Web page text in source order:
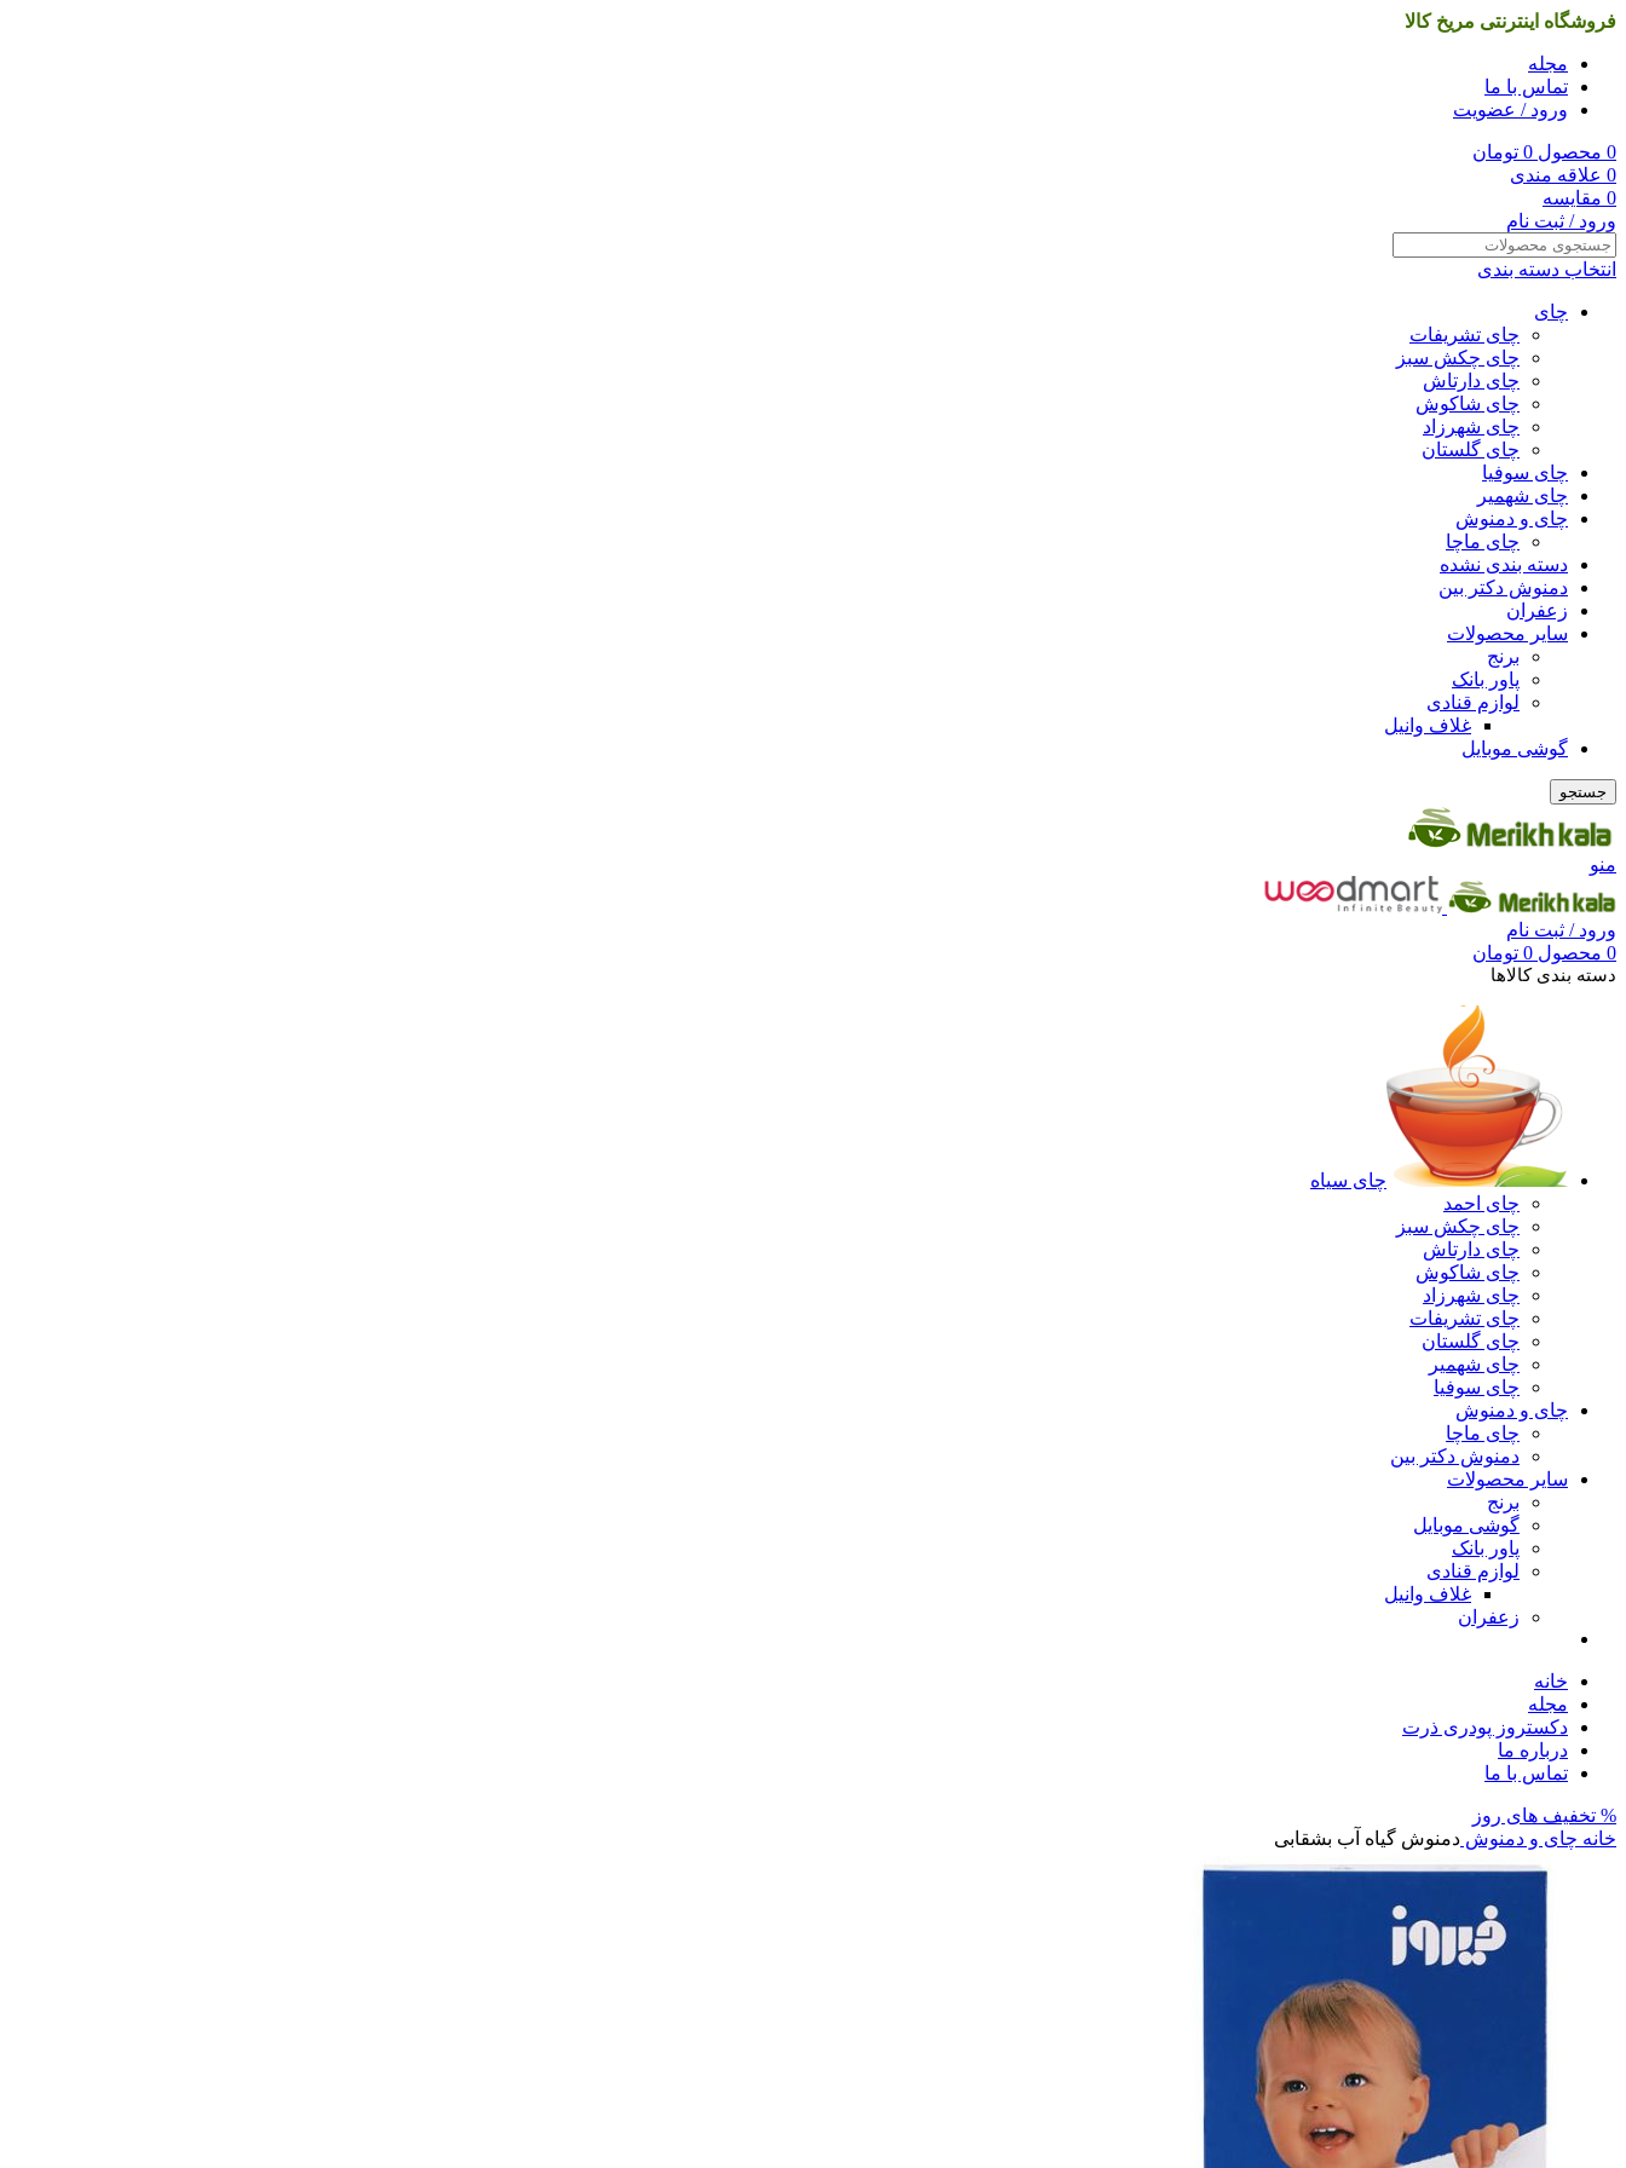
فروشگاه اینترنتی مریخ کالا
مجله
تماس با ما
ورود / عضویت
0 محصول 0 تومان
0 علاقه مندی
0 مقایسه
ورود / ثبت نام
انتخاب دسته بندی
چای
چای تشریفات
چای چکش سبز
چای دارتاش
چای شاکوش
چای شهرزاد
چای گلستان
چای سوفیا
چای شهمیر
چای و دمنوش
چای ماچا
دسته بندی نشده
دمنوش دکتر بین
زعفران
سایر محصولات
برنج
پاور بانک
لوازم قنادی
غلاف وانیل
گوشی موبایل
جستجو
منو
ورود / ثبت نام
0 محصول 0 تومان
دسته بندی کالاها
چای سیاه
چای احمد
چای چکش سبز
چای دارتاش
چای شاکوش
چای شهرزاد
چای تشریفات
چای گلستان
چای شهمیر
چای سوفیا
چای و دمنوش
چای ماچا
دمنوش دکتر بین
سایر محصولات
برنج
گوشی موبایل
پاور بانک
لوازم قنادی
غلاف وانیل
زعفران
خانه
مجله
دکستروز پودری ذرت
درباره ما
تماس با ما
% تخفیف های روز
خانه چای و دمنوش دمنوش گیاه آب بشقابی